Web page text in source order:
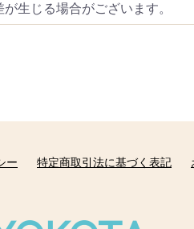
生じる場合がございます。
ー 特定商取引法に基づく表記